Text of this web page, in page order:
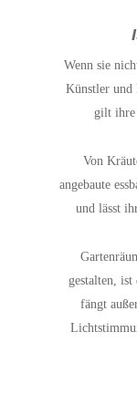
Wenn sie
Künstler und
gilt ihre
Von
angebaute
und lässt
gestalten, ist
fängt